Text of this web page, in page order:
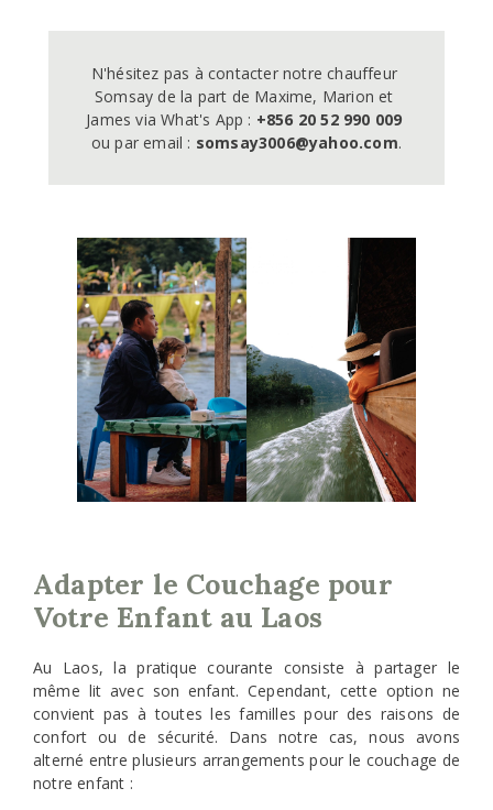
N'hésitez pas à contacter notre chauffeur
Somsay de la part de Maxime, Marion et
James via What's App : +856 20 52 990 009
ou par email : somsay3006@yahoo.com.
Adapter le Couchage pour
Votre Enfant au Laos
Au Laos, la pratique courante consiste à partager le
même lit avec son enfant. Cependant, cette option ne
convient pas à toutes les familles pour des raisons de
confort ou de sécurité. Dans notre cas, nous avons
alterné entre plusieurs arrangements pour le couchage de
notre enfant :